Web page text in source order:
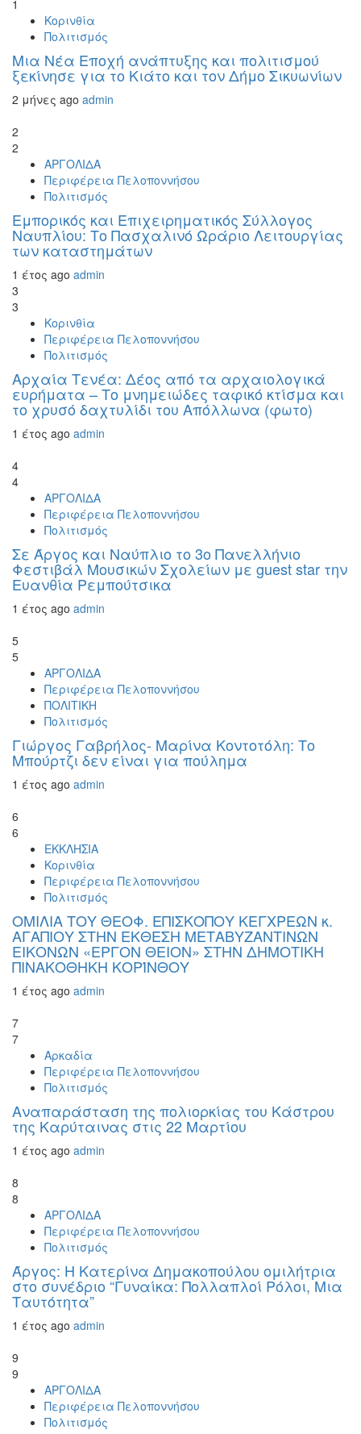
1
Κορινθία
Πολιτισμός
Μια Νέα Εποχή ανάπτυξης και πολιτισμού
ξεκίνησε για το Κιάτο και τον Δήμο Σικυωνίων
2 μήνες ago admin
2
2
ΑΡΓΟΛΙΔΑ
Περιφέρεια Πελοποννήσου
Πολιτισμός
Εμπορικός και Επιχειρηματικός Σύλλογος
Ναυπλίου: Το Πασχαλινό Ωράριο Λειτουργίας
των καταστημάτων
1 έτος ago admin
3
3
Κορινθία
Περιφέρεια Πελοποννήσου
Πολιτισμός
Αρχαία Τενέα: Δέος από τα αρχαιολογικά
ευρήματα – Το μνημειώδες ταφικό κτίσμα και
το χρυσό δαχτυλίδι του Απόλλωνα (φωτο)
1 έτος ago admin
4
4
ΑΡΓΟΛΙΔΑ
Περιφέρεια Πελοποννήσου
Πολιτισμός
Σε Άργος και Ναύπλιο το 3ο Πανελλήνιο
Φεστιβάλ Μουσικών Σχολείων με guest star την
Ευανθία Ρεμπούτσικα
1 έτος ago admin
5
5
ΑΡΓΟΛΙΔΑ
Περιφέρεια Πελοποννήσου
ΠΟΛΙΤΙΚΗ
Πολιτισμός
Γιώργος Γαβρήλος- Μαρίνα Κοντοτόλη: Το
Μπούρτζι δεν είναι για πούλημα
1 έτος ago admin
6
6
ΕΚΚΛΗΣΙΑ
Κορινθία
Περιφέρεια Πελοποννήσου
Πολιτισμός
ΟΜΙΛΙΑ ΤΟΥ ΘΕΟΦ. ΕΠΙΣΚΟΠΟΥ ΚΕΓΧΡΕΩΝ κ.
ΑΓΑΠΙΟΥ ΣΤΗΝ ΕΚΘΕΣΗ ΜΕΤΑΒΥΖΑΝΤΙΝΩΝ
ΕΙΚΟΝΩΝ «ΕΡΓΟΝ ΘΕΙΟΝ» ΣΤΗΝ ΔΗΜΟΤΙΚΗ
ΠΙΝΑΚΟΘΗΚΗ ΚΟΡΊΝΘΟΥ
1 έτος ago admin
7
7
Αρκαδία
Περιφέρεια Πελοποννήσου
Πολιτισμός
Αναπαράσταση της πολιορκίας του Κάστρου
της Καρύταινας στις 22 Μαρτίου
1 έτος ago admin
8
8
ΑΡΓΟΛΙΔΑ
Περιφέρεια Πελοποννήσου
Πολιτισμός
Άργος: Η Κατερίνα Δημακοπούλου ομιλήτρια
στο συνέδριο “Γυναίκα: Πολλαπλοί Ρόλοι, Μια
Ταυτότητα”
1 έτος ago admin
9
9
ΑΡΓΟΛΙΔΑ
Περιφέρεια Πελοποννήσου
Πολιτισμός